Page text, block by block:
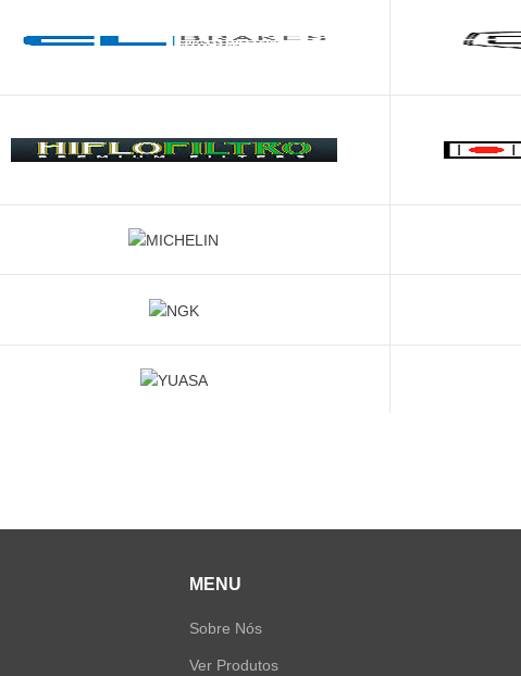
MENU
Sobre Nós
Ver Produtos